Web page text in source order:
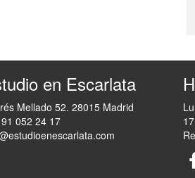
en Escarlata
Mellado 52. 28015 Madrid
052 24 17